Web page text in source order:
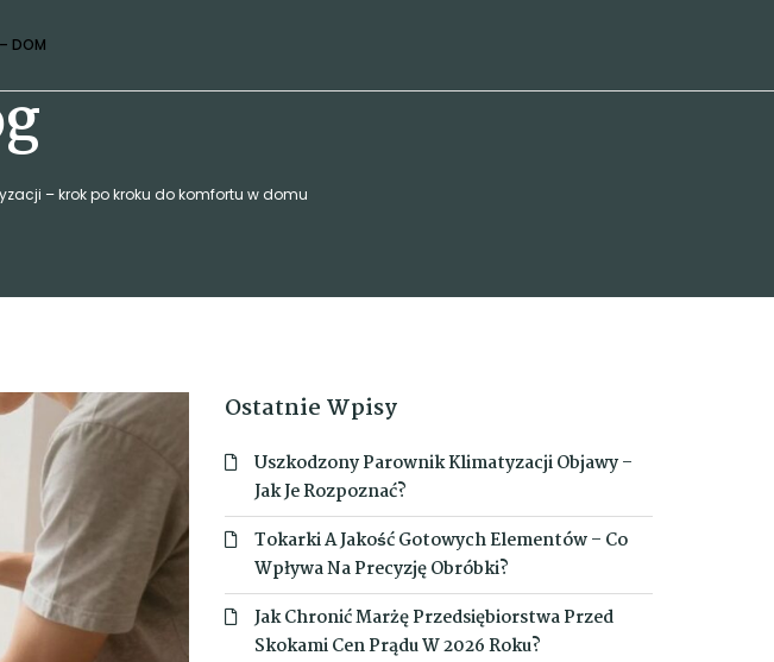
DOM
– krok po kroku do komfortu w domu
Ostatnie Wpisy
Uszkodzony Parownik Klimatyzacji Objawy –
Jak Je Rozpoznać?
Tokarki A Jakość Gotowych Elementów – Co
Wpływa Na Precyzję Obróbki?
Jak Chronić Marżę Przedsiębiorstwa Przed
Skokami Cen Prądu W 2026 Roku?